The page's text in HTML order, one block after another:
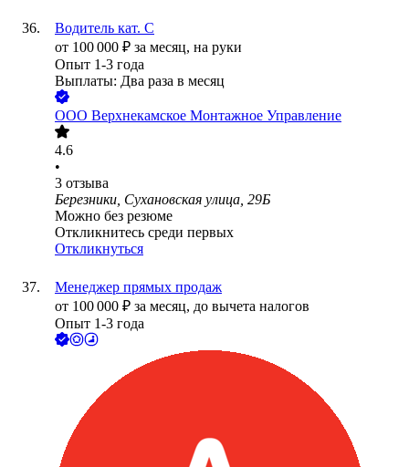
Водитель кат. С
от 100 000 ₽ за месяц, на руки
Опыт 1-3 года
Выплаты: Два раза в месяц
ООО Верхнекамское Монтажное Управление
4.6
•
3 отзыва
Березники, Сухановская улица, 29Б
Можно без резюме
Откликнитесь среди первых
Откликнуться
Менеджер прямых продаж
от 100 000 ₽ за месяц, до вычета налогов
Опыт 1-3 года